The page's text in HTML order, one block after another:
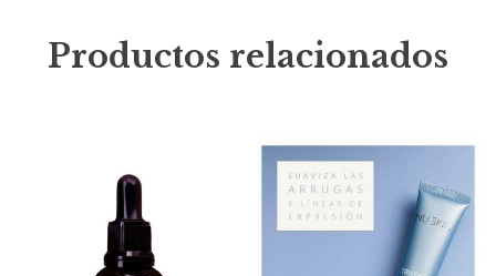
Productos relacionados